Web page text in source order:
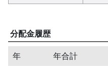
分配金履歴
年 年合計